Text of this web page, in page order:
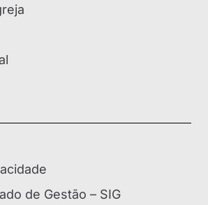
de Gestão – SIG